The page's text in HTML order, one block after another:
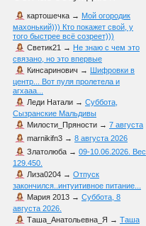
картошечка → Мой огородик
махонький))) Кто покажет свой, у
того быстрее всё созреет)))
Светик21 → Не знаю с чем это
связано, но это впервые
Кинсаринович → Шифровки в
центр... Вот пуля пролетела и
агхааа...
Леди Натали → Суббота,
Сызранские Мальдивы
Милости_Пряности → 7 августа
marnikifn3 → 8 августа 2026
Златолюба → 09-10.06.2026. Вес
129.450.
Лиза0204 → Отпуск
закончился..интуитивное питание...
Мария 2013 → Суббота, 8
августа 2026.
Таша_Анатольевна_Я → Таша